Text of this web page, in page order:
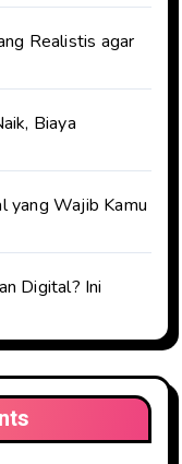
Realistis agar
Biaya
yang Wajib Kamu
Digital? Ini